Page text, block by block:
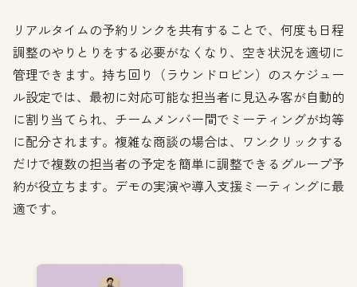
リアルタイムの予約リンクを共有することで、何度も日程
調整のやりとりをする必要がなくなり、空き状況を適切に
管理できます。持ち回り（ラウンドロビン）のスケジュー
ル設定では、最初に対応可能な担当者に見込み客が自動的
に割り当てられ、チームメンバー間でミーティングが均等
に配分されます。複雑な商談の場合は、ワンクリックする
だけで複数の担当者の予定を簡単に調整できるグループ予
約が役立ちます。デモの実演や導入支援ミーティングに最
適です。